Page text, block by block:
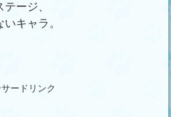
ージ、
キャラ。
ードリンク